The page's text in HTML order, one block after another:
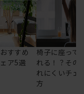
すすめ
ア5選
椅子に座って
れる！？その
れにくいチェ
方